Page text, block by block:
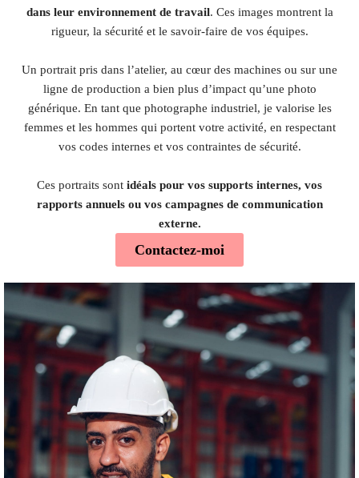
dans leur environnement de travail. Ces images montrent la
rigueur, la sécurité et le savoir-faire de vos équipes.
Un portrait pris dans l’atelier, au cœur des machines ou sur une
ligne de production a bien plus d’impact qu’une photo
générique. En tant que photographe industriel, je valorise les
femmes et les hommes qui portent votre activité, en respectant
vos codes internes et vos contraintes de sécurité.
Ces portraits sont idéals pour vos supports internes, vos
rapports annuels ou vos campagnes de communication
externe.
Contactez-moi